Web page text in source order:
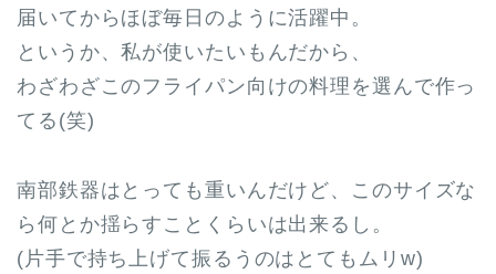
届いてからほぼ毎日のように活躍中。
というか、私が使いたいもんだから、
わざわざこのフライパン向けの料理を選んで作っ
てる(笑)
南部鉄器はとっても重いんだけど、このサイズな
ら何とか揺らすことくらいは出来るし。
(片手で持ち上げて振るうのはとてもムリw)